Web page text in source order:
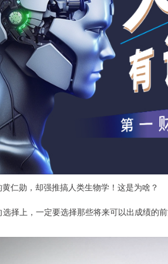
仁勋，却强推搞人类生物学！这是为啥？
择上，一定要选择那些将来可以出成绩的